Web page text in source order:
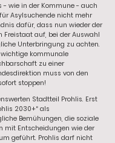
- wie in der Kommune - auch
Asylsuchende nicht mehr
dafür, dass nun wieder der
Freistaat auf, bei der Auswahl
Unterbringung zu achten.
kommunale
zu einer
muss von den
stoppen!
Stadtteil Prohlis. Erst
2030+“ als
Bemühungen, die soziale
mit Entscheidungen wie der
geführt. Prohlis darf nicht